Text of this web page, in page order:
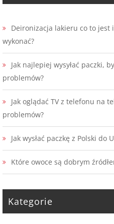
Deironizacja lakieru co to jest
wykonać?
Jak najlepiej wysyłać paczki,
problemów?
Jak oglądać TV z telefonu na
problemów?
Jak wysłać paczkę z Polski do
Które owoce są dobrym
Kategorie